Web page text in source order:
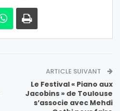
ARTICLE SUIVANT
Le Festival « Piano aux
Jacobins » de Toulouse
s’associe avec Mehdi